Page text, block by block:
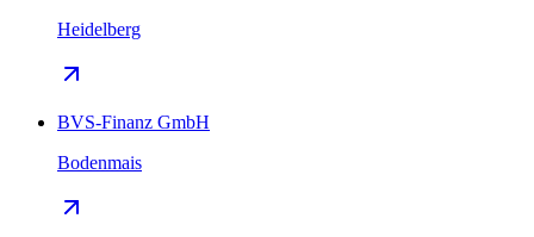
Heidelberg
BVS-Finanz GmbH
Bodenmais